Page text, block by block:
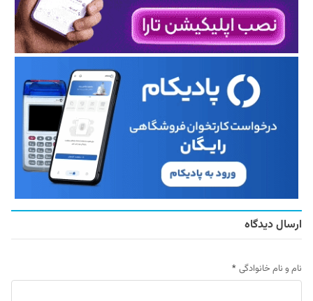
ارسال دیدگاه
نام و نام خانوادگی *